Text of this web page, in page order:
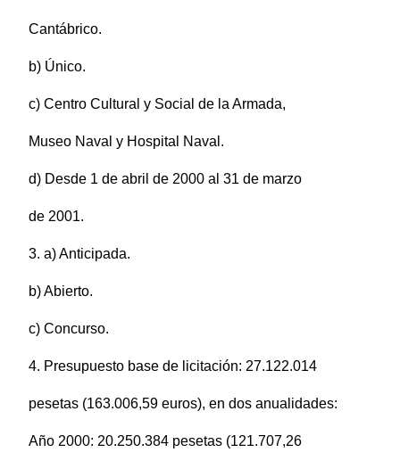
Cantábrico.
b) Único.
c) Centro Cultural y Social de la Armada,
Museo Naval y Hospital Naval.
d) Desde 1 de abril de 2000 al 31 de marzo
de 2001.
3. a) Anticipada.
b) Abierto.
c) Concurso.
4. Presupuesto base de licitación: 27.122.014
pesetas (163.006,59 euros), en dos anualidades:
Año 2000: 20.250.384 pesetas (121.707,26